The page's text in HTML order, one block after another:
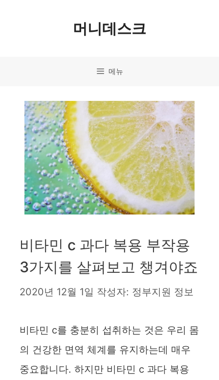
머니데스크
메뉴
비타민 c 과다 복용 부작용
3가지를 살펴보고 챙겨야죠
2020년 12월 1일 작성자: 정부지원 정보
비타민 c를 충분히 섭취하는 것은 우리 몸
의 건강한 면역 체계를 유지하는데 매우
중요합니다. 하지만 비타민 c 과다 복용